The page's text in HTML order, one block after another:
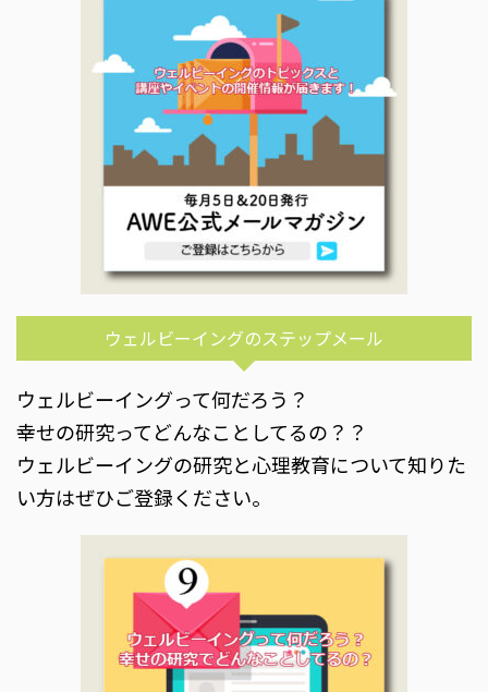
ウェルビーイングのステップメール
ウェルビーイングって何だろう？
幸せの研究ってどんなことしてるの？？
ウェルビーイングの研究と心理教育について知りた
い方はぜひご登録ください。